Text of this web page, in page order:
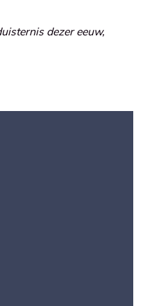
dezer eeuw,